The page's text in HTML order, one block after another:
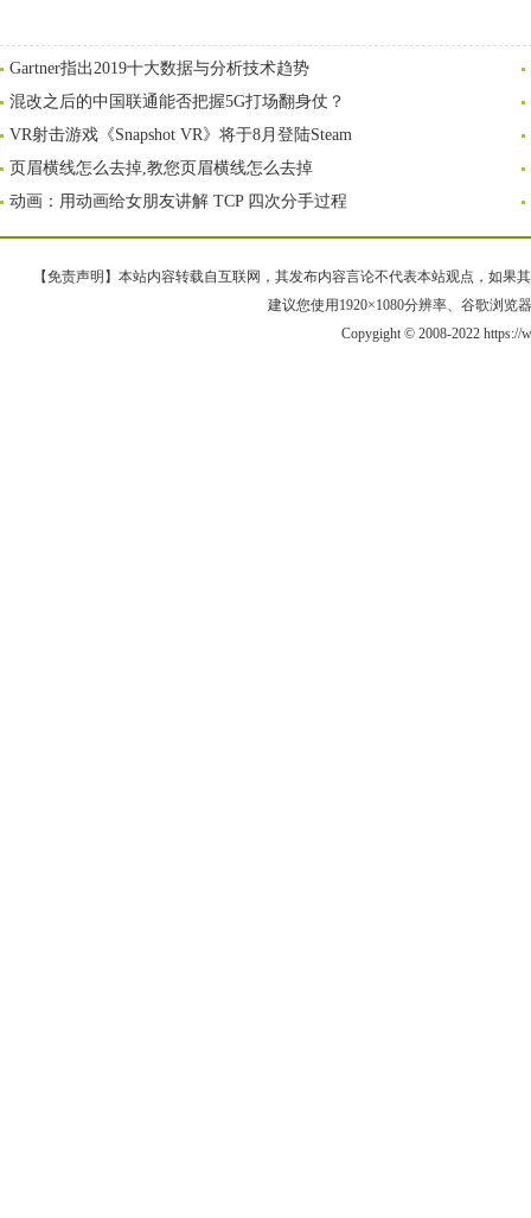
Gartner指出2019十大数据与分析技术趋势
混改之后的中国联通能否把握5G打场翻身仗？
VR射击游戏《Snapshot VR》将于8月登陆Steam
页眉横线怎么去掉,教您页眉横线怎么去掉
动画：用动画给女朋友讲解 TCP 四次分手过程
【免责声明】本站内容转载自互联网，其发布内容言论不代表本站观点，如果
建议您使用1920×1080分辨率、谷歌浏览
Copygight © 2008-2022 https://